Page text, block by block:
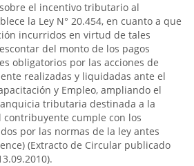
el incentivo tributario al
la Ley N° 20.454, en cuanto a que
incurridos en virtud de tales
del monto de los pagos
obligatorios por las acciones de
realizadas y liquidadas ante el
y Empleo, ampliando el
tributaria destinada a la
contribuyente cumple con los
por las normas de la ley antes
(Extracto de Circular publicado